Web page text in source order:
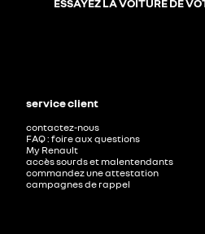
ESSAYEZ LA VOITURE DE
service client
contactez-nous
FAQ : foire aux questions
My Renault
accès sourds et malentendants
commandez une attestation
campagnes de rappel